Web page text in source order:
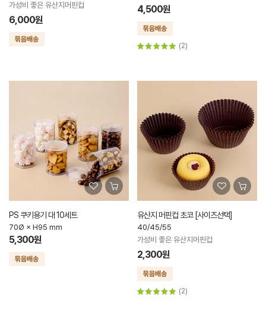
가성비 좋은 유산지머핀컵
6,000원
4,500원
(2)
PS 쿠키용기 대 10세트
70Ø × H95 mm
5,300원
유산지 머핀컵 초코 [사이즈선택]
40/45/55
가성비 좋은 유산지머핀컵
2,300원
(2)